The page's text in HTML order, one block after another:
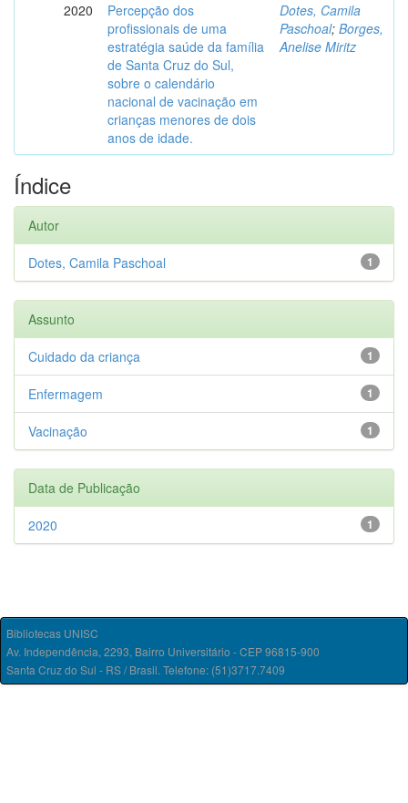
2020
Percepção dos
profissionais de uma
estratégia saúde da família
de Santa Cruz do Sul,
sobre o calendário
nacional de vacinação em
crianças menores de dois
anos de idade.
Dotes, Camila
Paschoal; Borges,
Anelise Miritz
Índice
Autor
1
Dotes, Camila Paschoal
Assunto
1
Cuidado da criança
1
Enfermagem
1
Vacinação
Data de Publicação
1
2020
Bibliotecas UNISC
Av. Independência, 2293, Bairro Universitário - CEP 96815-900
Santa Cruz do Sul - RS / Brasil. Telefone: (51)3717.7409